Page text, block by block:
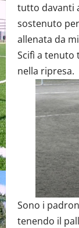
tutto davanti
sostenuto
allenata da
Scifì a tenuto
nella ripresa.
Sono i
tenendo il